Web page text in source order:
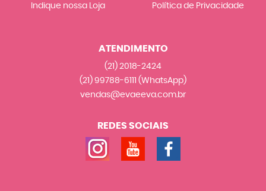
Indique nossa Loja Política de Privacidade
ATENDIMENTO
(21) 2018-2424
(21) 99788-6111 (WhatsApp)
vendas@evaeeva.com.br
REDES SOCIAIS